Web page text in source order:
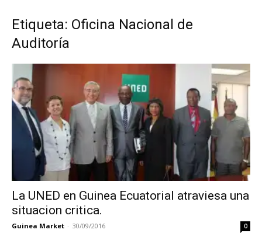
Etiqueta: Oficina Nacional de
Auditoría
La UNED en Guinea Ecuatorial atraviesa una
situacion critica.
Guinea Market - 30/09/2016 0